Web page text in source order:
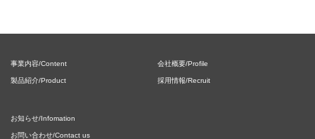
事業内容/Content
製品紹介/Product
会社概要/Profile
採用情報/Recruit
お知らせ/Infomation
お問い合わせ/Contact us